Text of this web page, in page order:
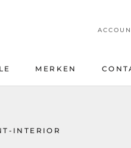
MERKEN
INTERIOR